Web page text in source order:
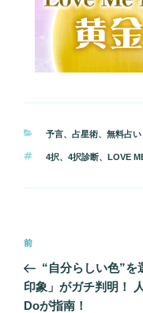
カ
ゴ
ー
予言、 占星術、 無料占い
タ
4択、 4択診断、 LOVE
投
ナ
ビ
前
の
投
稿
前
“自分らしい色”を
印象」がガチ判明！
Doが指南！